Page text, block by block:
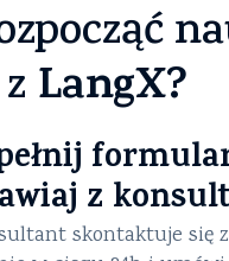
z LangX?
z
skontaktuje się